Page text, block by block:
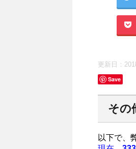
更新日：
Save
その
以下で、